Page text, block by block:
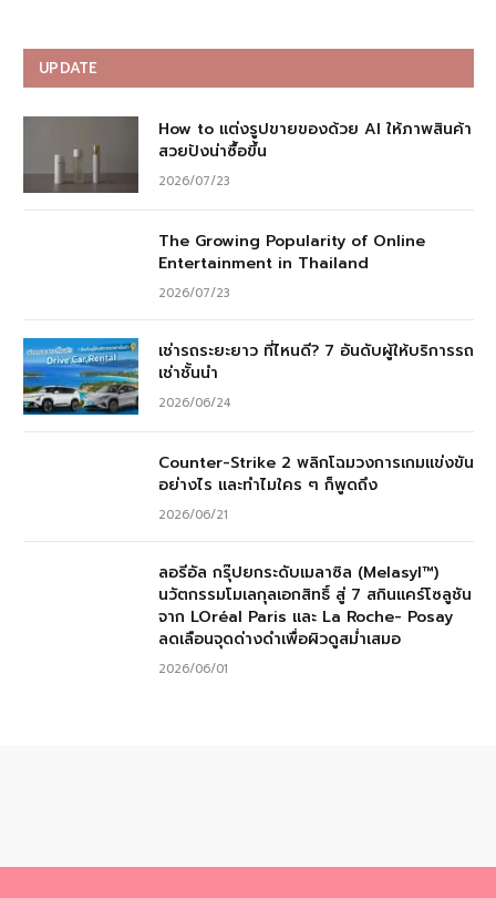
UPDATE
How to แต่งรูปขายของด้วย AI ให้ภาพสินค้า
สวยปังน่าซื้อขึ้น
2026/07/23
The Growing Popularity of Online
Entertainment in Thailand
2026/07/23
เช่ารถระยะยาว ที่ไหนดี? 7 อันดับผู้ให้บริการรถ
เช่าชั้นนำ
2026/06/24
Counter-Strike 2 พลิกโฉมวงการเกมแข่งขัน
อย่างไร และทำไมใคร ๆ ก็พูดถึง
2026/06/21
ลอรีอัล กรุ๊ปยกระดับเมลาซิล (Melasyl™)
นวัตกรรมโมเลกุลเอกสิทธิ์ สู่ 7 สกินแคร์โซลูชัน
จาก LOréal Paris และ La Roche- Posay
ลดเลือนจุดด่างดำเพื่อผิวดูสม่ำเสมอ
2026/06/01